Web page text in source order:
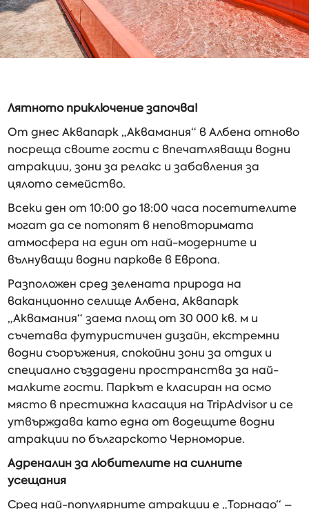
Лятното приключение започва!
От днес Аквапарк „Аквамания“ в Албена отново
посреща своите гости с впечатляващи водни
атракции, зони за релакс и забавления за
цялото семейство.
Всеки ден от 10:00 до 18:00 часа посетителите
могат да се потопят в неповторимата
атмосфера на един от най-модерните и
вълнуващи водни паркове в Европа.
Разположен сред зелената природа на
ваканционно селище Албена, Аквапарк
„Аквамания“ заема площ от 30 000 кв. м и
съчетава футуристичен дизайн, екстремни
водни съоръжения, спокойни зони за отдих и
специално създадени пространства за най-
малките гости. Паркът е класиран на осмо
място в престижна класация на TripAdvisor и се
утвърждава като една от водещите водни
атракции по българското Черноморие.
Адреналин за любителите на силните
усещания
Сред най-популярните атракции е „Торнадо“ –